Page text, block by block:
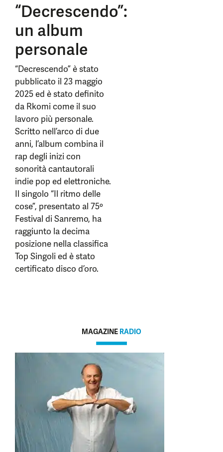
“Decrescendo”:
un album
personale
“Decrescendo” è stato
pubblicato il 23 maggio
2025 ed è stato definito
da Rkomi come il suo
lavoro più personale.
Scritto nell’arco di due
anni, l’album combina il
rap degli inizi con
sonorità cantautorali
indie pop ed elettroniche.
Il singolo “Il ritmo delle
cose”, presentato al 75º
Festival di Sanremo, ha
raggiunto la decima
posizione nella classifica
Top Singoli ed è stato
certificato disco d’oro.
MAGAZINE RADIO